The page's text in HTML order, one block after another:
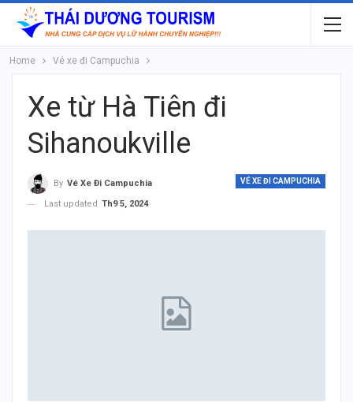
Home Vé xe đi Campuchia
Xe từ Hà Tiên đi
Sihanoukville
VÉ XE ĐI CAMPUCHIA
By Vé Xe Đi Campuchia
Last updated Th9 5, 2024